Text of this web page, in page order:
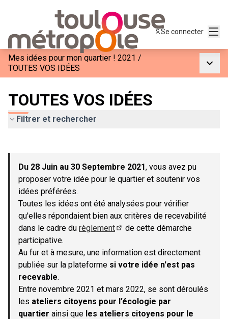
Se connecter
Mes idées pour mon quartier ! 2021 /
TOUTES VOS IDÉES
TOUTES VOS IDÉES
Filtrer et rechercher
−
Du 28 Juin au 30 Septembre 2021, vous avez pu
proposer votre idée pour le quartier et soutenir vos
idées préférées.
Toutes les idées ont été analysées pour vérifier
qu'elles répondaient bien aux critères de recevabilité
dans le cadre du règlement
de cette démarche
participative.
Au fur et à mesure, une information est directement
publiée sur la plateforme si votre idée n'est pas
recevable.
Entre novembre 2021 et mars 2022, se sont déroulés
les ateliers citoyens pour l’écologie par
quartier ainsi que les ateliers citoyens pour le